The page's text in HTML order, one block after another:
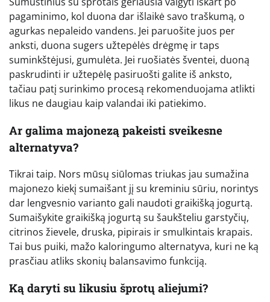
pagaminimo, kol duona dar išlaikė savo traškumą, o
agurkas nepaleido vandens. Jei paruošite juos per
anksti, duona sugers užtepėlės drėgmę ir taps
suminkštėjusi, gumulėta. Jei ruošiatės šventei, duoną
paskrudinti ir užtepėlę pasiruošti galite iš anksto,
tačiau patį surinkimo procesą rekomenduojama atlikti
likus ne daugiau kaip valandai iki patiekimo.
Ar galima majonezą pakeisti sveikesne
alternatyva?
Tikrai taip. Nors mūsų siūlomas triukas jau sumažina
majonezo kiekį sumaišant jį su kreminiu sūriu, norintys
dar lengvesnio varianto gali naudoti graikišką jogurtą.
Sumaišykite graikišką jogurtą su šaukšteliu garstyčių,
citrinos žievele, druska, pipirais ir smulkintais krapais.
Tai bus puiki, mažo kaloringumo alternatyva, kuri ne ką
prasčiau atliks skonių balansavimo funkciją.
Ką daryti su likusiu šprotų aliejumi?